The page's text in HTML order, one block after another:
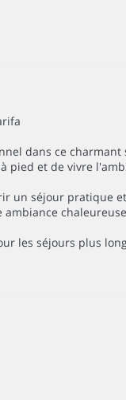
dans ce
pied et de vivre
un séjour pratique
les séjours plus